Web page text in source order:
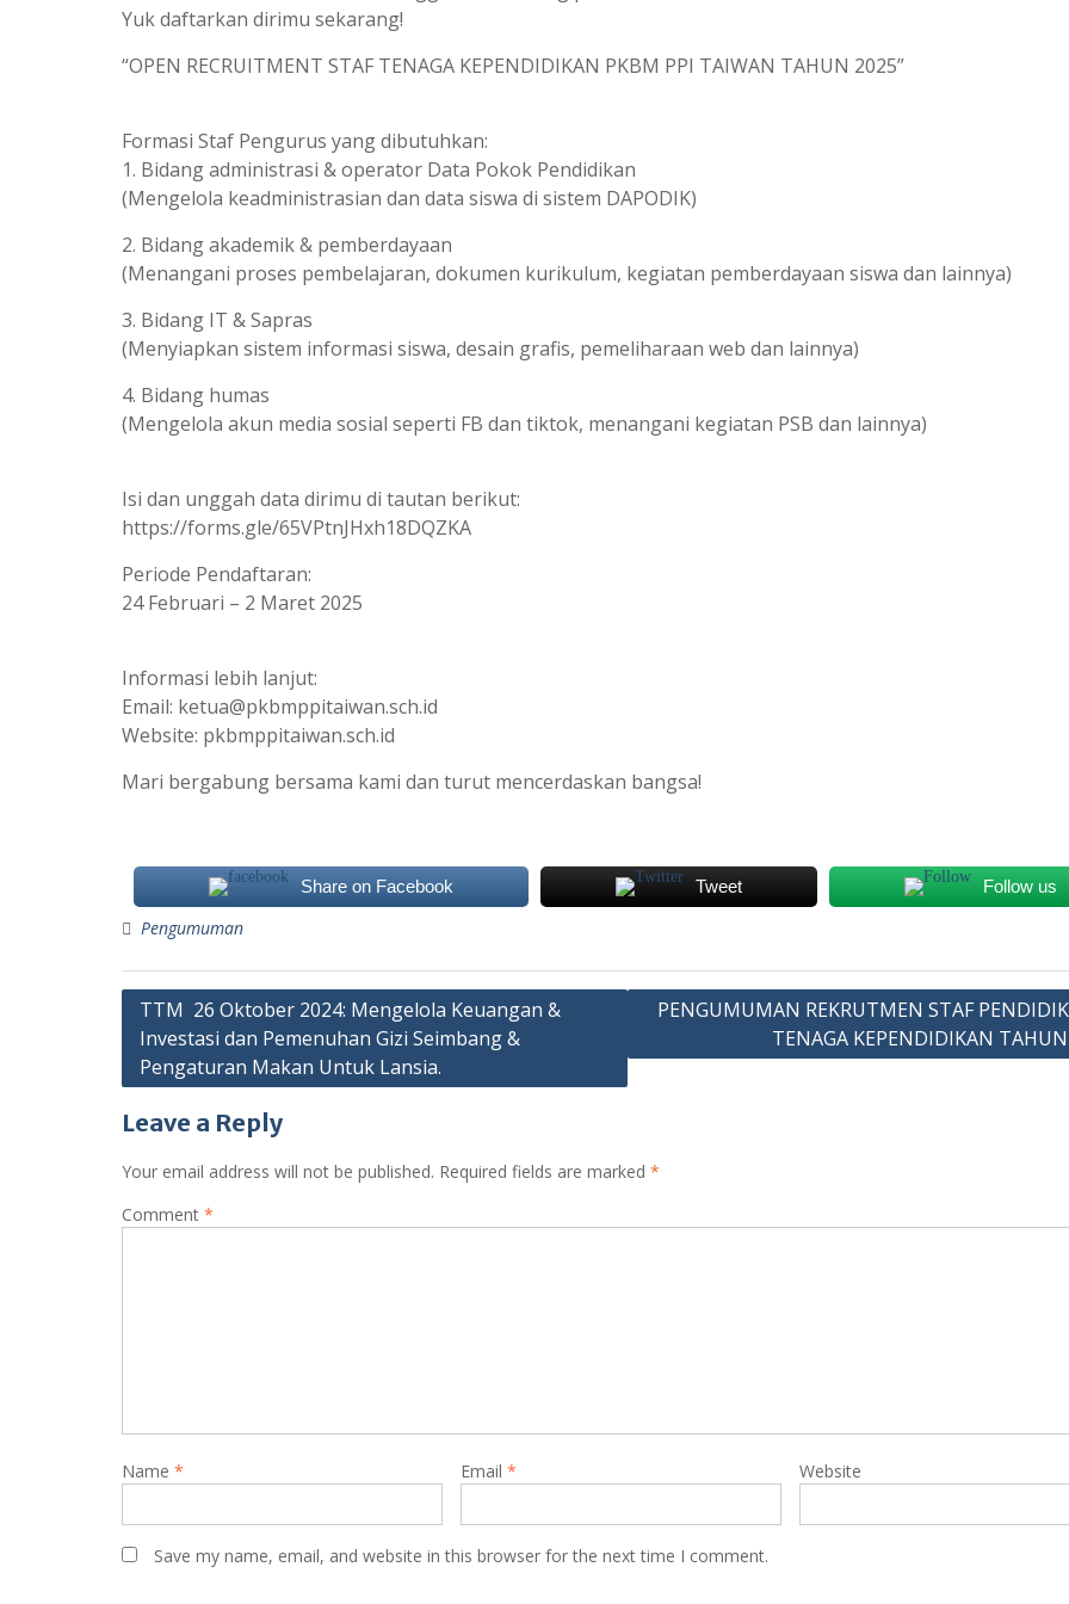
Yuk daftarkan dirimu sekarang!
“OPEN RECRUITMENT STAF TENAGA KEPENDIDIKAN PKBM PPI TAIWAN TAHUN 2025”
Formasi Staf Pengurus yang dibutuhkan:
1. Bidang administrasi & operator Data Pokok Pendidikan
(Mengelola keadministrasian dan data siswa di sistem DAPODIK)
2. Bidang akademik & pemberdayaan
(Menangani proses pembelajaran, dokumen kurikulum, kegiatan pemberdayaan siswa dan lainnya)
3. Bidang IT & Sapras
(Menyiapkan sistem informasi siswa, desain grafis, pemeliharaan web dan lainnya)
4. Bidang humas
(Mengelola akun media sosial seperti FB dan tiktok, menangani kegiatan PSB dan lainnya)
Isi dan unggah data dirimu di tautan berikut:
https://forms.gle/65VPtnJHxh18DQZKA
Periode Pendaftaran:
24 Februari – 2 Maret 2025
Informasi lebih lanjut:
Email: ketua@pkbmppitaiwan.sch.id
Website: pkbmppitaiwan.sch.id
Mari bergabung bersama kami dan turut mencerdaskan bangsa!
Share on Facebook Tweet Follow us
Pengumuman
TTM 26 Oktober 2024: Mengelola Keuangan &
Investasi dan Pemenuhan Gizi Seimbang &
Pengaturan Makan Untuk Lansia.
PENGUMUMAN REKRUTMEN STAF
TENAGA KEPENDIDIKAN
Leave a Reply
Your email address will not be published. Required fields are marked *
Comment *
Name * Email * Website
Save my name, email, and website in this browser for the next time I comment.